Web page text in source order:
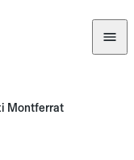
Montferrat